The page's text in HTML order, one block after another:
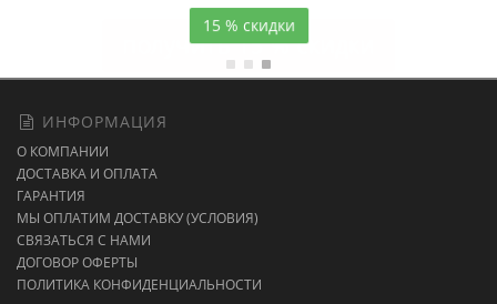
15 % скидки
ИНФОРМАЦИЯ
О КОМПАНИИ
ДОСТАВКА И ОПЛАТА
ГАРАНТИЯ
МЫ ОПЛАТИМ ДОСТАВКУ (УСЛОВИЯ)
СВЯЗАТЬСЯ С НАМИ
ДОГОВОР ОФЕРТЫ
ПОЛИТИКА КОНФИДЕНЦИАЛЬНОСТИ